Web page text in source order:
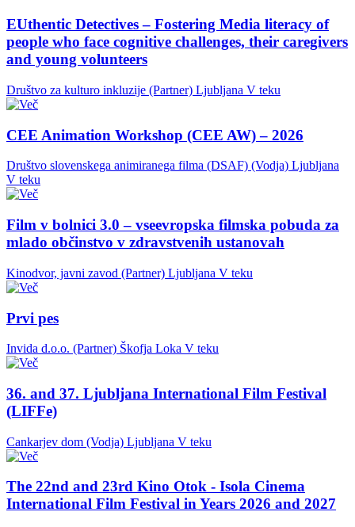
EUthentic Detectives – Fostering Media literacy of
people who face cognitive challenges, their caregivers
and young volunteers
Društvo za kulturo inkluzije (Partner) Ljubljana V teku
CEE Animation Workshop (CEE AW) – 2026
Društvo slovenskega animiranega filma (DSAF) (Vodja) Ljubljana
V teku
Film v bolnici 3.0 – vseevropska filmska pobuda za
mlado občinstvo v zdravstvenih ustanovah
Kinodvor, javni zavod (Partner) Ljubljana V teku
Prvi pes
Invida d.o.o. (Partner) Škofja Loka V teku
36. and 37. Ljubljana International Film Festival
(LIFFe)
Cankarjev dom (Vodja) Ljubljana V teku
The 22nd and 23rd Kino Otok - Isola Cinema
International Film Festival in Years 2026 and 2027